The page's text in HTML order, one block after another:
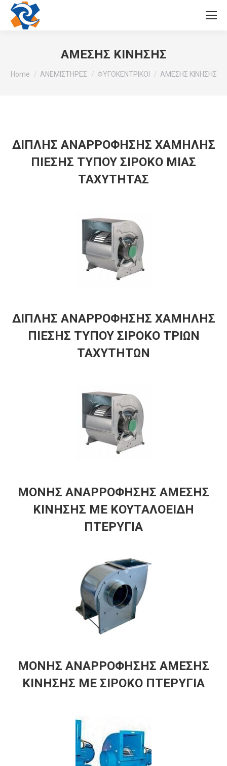
ΑΜΕΣΗΣ ΚΙΝΗΣΗΣ
You are here:
Home ΑΝΕΜΙΣΤΗΡΕΣ ΦΥΓΟΚΕΝΤΡΙΚΟΙ ΑΜΕΣΗΣ ΚΙΝΗΣΗΣ
ΔΙΠΛΗΣ ΑΝΑΡΡΟΦΗΣΗΣ ΧΑΜΗΛΗΣ
ΠΙΕΣΗΣ ΤΥΠΟΥ ΣΙΡΟΚΟ ΜΙΑΣ
ΤΑΧΥΤΗΤΑΣ
ΔΙΠΛΗΣ ΑΝΑΡΡΟΦΗΣΗΣ ΧΑΜΗΛΗΣ
ΠΙΕΣΗΣ ΤΥΠΟΥ ΣΙΡΟΚΟ ΤΡΙΩΝ
ΤΑΧΥΤΗΤΩΝ
ΜΟΝΗΣ ΑΝΑΡΡΟΦΗΣΗΣ ΑΜΕΣΗΣ
ΚΙΝΗΣΗΣ ΜΕ ΚΟΥΤΑΛΟΕΙΔΗ
ΠΤΕΡΥΓΙΑ
ΜΟΝΗΣ ΑΝΑΡΡΟΦΗΣΗΣ ΑΜΕΣΗΣ
ΚΙΝΗΣΗΣ ΜΕ ΣΙΡΟΚΟ ΠΤΕΡΥΓΙΑ